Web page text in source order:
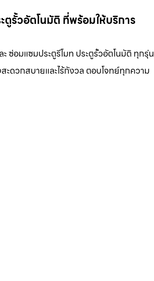
ตูรั้วอัตโนมัติ ที่พร้อมให้บริการ
ซ่อมแซมประตูรีโมท ประตูรั้วอัตโนมัติ ทุกรุ่น
ดวกสบายและไร้กังวล ตอบโจทย์ทุกความ